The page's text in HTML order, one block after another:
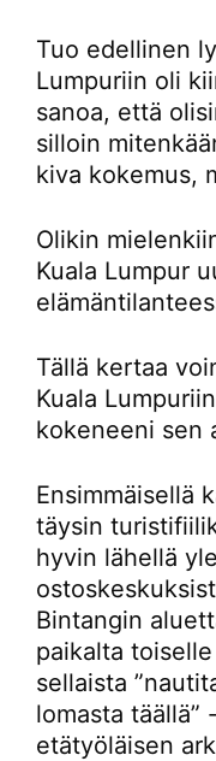
Tuo edellinen
Lumpuriin oli
sanoa, että
silloin
kiva kokemus,
Olikin
Kuala Lumpur
Tällä kertaa
Kuala
kokeneeni sen
Ensimmäisellä
täysin
hyvin lähellä
Bintangin
paikalta
sellaista
lomasta täällä”
etätyöläisen